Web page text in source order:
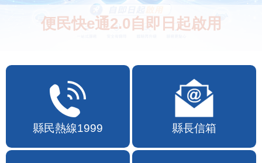
便民快e通2.0自即日起啟用
縣民熱線1999 縣長信箱